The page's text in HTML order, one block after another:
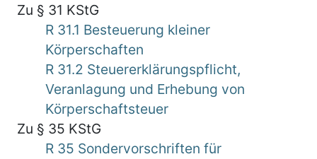
Zu § 31 KStG
R 31.1 Besteuerung kleiner
Körperschaften
R 31.2 Steuererklärungspflicht,
Veranlagung und Erhebung von
Körperschaftsteuer
Zu § 35 KStG
R 35 Sondervorschriften für